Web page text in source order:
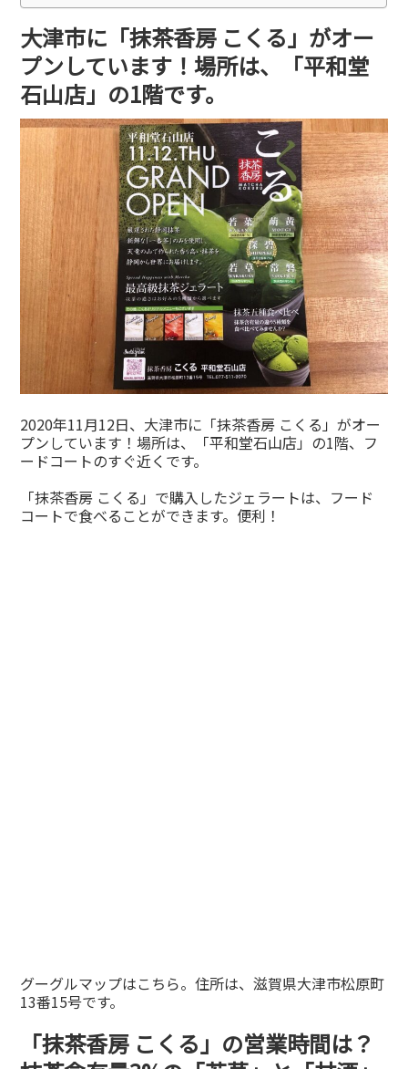
大津市に「抹茶香房 こくる」がオー
プンしています！場所は、「平和堂
石山店」の1階です。
2020年11月12日、大津市に「抹茶香房 こくる」がオー
プンしています！場所は、「平和堂石山店」の1階、フ
ードコートのすぐ近くです。
「抹茶香房 こくる」で購入したジェラートは、フード
コートで食べることができます。便利！
グーグルマップはこちら。住所は、滋賀県大津市松原町
13番15号です。
「抹茶香房 こくる」の営業時間は？